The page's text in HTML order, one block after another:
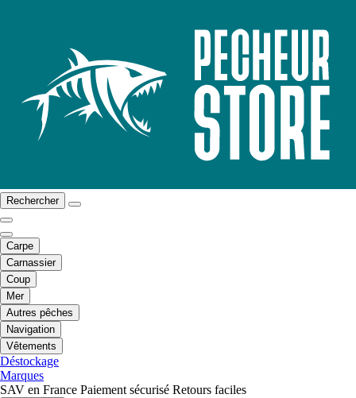
Rechercher
Carpe
Carnassier
Coup
Mer
Autres pêches
Navigation
Vêtements
Déstockage
Marques
SAV en France Paiement sécurisé Retours faciles